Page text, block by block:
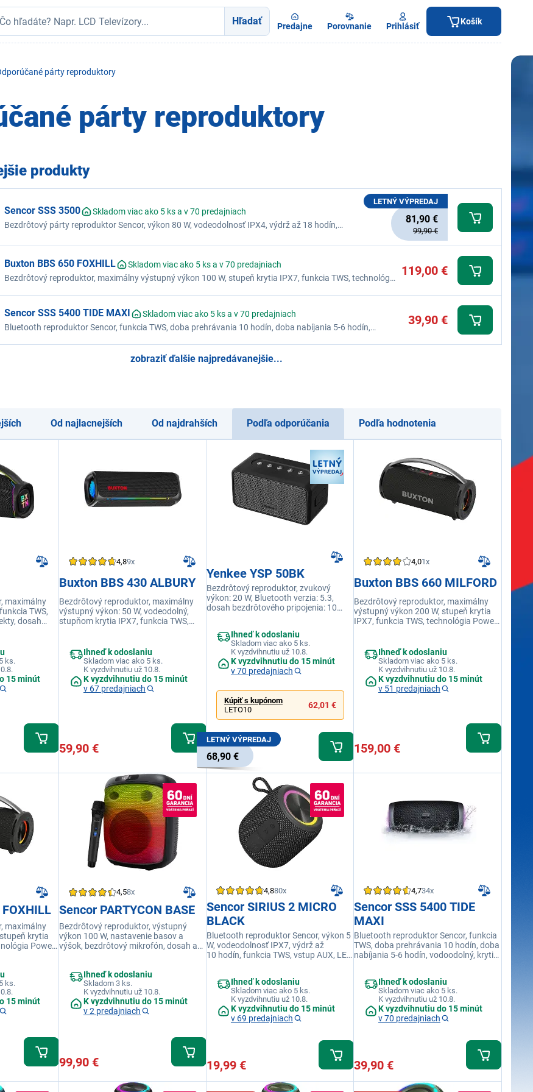
Hľadať Predajne Porovnanie Prihlásiť Košík
párty reproduktory
párty reproduktory
produkty
Sencor SSS 3500
Skladom viac ako 5 ks a v 70 predajniach
Bezdrôtový párty reproduktor Sencor, výkon 80 W, vodeodolnosť IPX4, výdrž až 18 hodín,
vstup pre mikrofón
LETNÝ VÝPREDAJ
81,90 €
99,90 €
Buxton BBS 650 FOXHILL
Skladom viac ako 5 ks a v 70 predajniach
Bezdrôtový reproduktor, maximálny výstupný výkon 100 W, stupeň krytia IPX7, funkcia TWS, technológia
výstup
119,00 €
Sencor SSS 5400 TIDE MAXI
Skladom viac ako 5 ks a v 70 predajniach
Bluetooth reproduktor Sencor, funkcia TWS, doba prehrávania 10 hodín, doba nabíjania 5-6 hodín,
39,90 €
zobraziť ďalšie najpredávanejšie...
Od najlacnejších Od najdrahších Podľa odporúčania Podľa hodnotenia
maximálny
TWS,
dosah
IPX6
ks.
15 minút
4,89x
Buxton BBS 430 ALBURY
Bezdrôtový reproduktor, maximálny
výstupný výkon: 50 W, vodeodolný,
stupňom krytia IPX7, funkcia TWS,
efekty, funkcia handsfree
Ihneď k odoslaniu
Skladom viac ako 5 ks.
K vyzdvihnutiu už 10.8.
K vyzdvihnutiu do 15 minút
v 67 predajniach
59,90 €
Yenkee YSP 50BK
Bezdrôtový reproduktor, zvukový
výkon: 20 W, Bluetooth verzia: 5.3,
dosah bezdrôtového pripojenia: 10
impedancia: 4 ΩBezdrôtový
reproduktor, zvukový výkon: 20 W,
Bluetooth verzia: 5.3,dosah
bezdrôtového pripojenia: 10 metrov,
frekvenčný rozsah: 65 Hz - 20 kHz,
4 Ω
Ihneď k odoslaniu
Skladom viac ako 5 ks.
K vyzdvihnutiu už 10.8.
K vyzdvihnutiu do 15 minút
v 70 predajniach
Kúpiť s kupónom
LETO10
62,01 €
LETNÝ VÝPREDAJ
68,90 €
4,01x
Buxton BBS 660 MILFORD
Bezdrôtový reproduktor, maximálny
výstupný výkon 200 W, stupeň krytia
IPX7, funkcia TWS, technológia Power
Powerbanka – USB-C výstup
Ihneď k odoslaniu
Skladom viac ako 5 ks.
K vyzdvihnutiu už 10.8.
K vyzdvihnutiu do 15 minút
v 51 predajniach
159,00 €
maximálny
krytia
Power
ks.
15 minút
4,58x
Sencor PARTYCON BASE
Bezdrôtový reproduktor, výstupný
výkon 100 W, nastavenie basov a
výšok, bezdrôtový mikrofón, dosah až
hlasitosti), nabíjanie cez USB-C
Ihneď k odoslaniu
Skladom 3 ks.
K vyzdvihnutiu už 10.8.
K vyzdvihnutiu do 15 minút
v 2 predajniach
99,90 €
4,880x
Sencor SIRIUS 2 MICRO
BLACK
Bluetooth reproduktor Sencor, výkon 5
W, vodeodolnosť IPX7, výdrž až
10 hodín, funkcia TWS, vstup AUX, LED
Ihneď k odoslaniu
Skladom viac ako 5 ks.
K vyzdvihnutiu už 10.8.
K vyzdvihnutiu do 15 minút
v 69 predajniach
19,99 €
4,734x
Sencor SSS 5400 TIDE
MAXI
Bluetooth reproduktor Sencor, funkcia
TWS, doba prehrávania 10 hodín, doba
nabíjania 5-6 hodín, vodoodolný, krytie
Ihneď k odoslaniu
Skladom viac ako 5 ks.
K vyzdvihnutiu už 10.8.
K vyzdvihnutiu do 15 minút
v 70 predajniach
39,90 €